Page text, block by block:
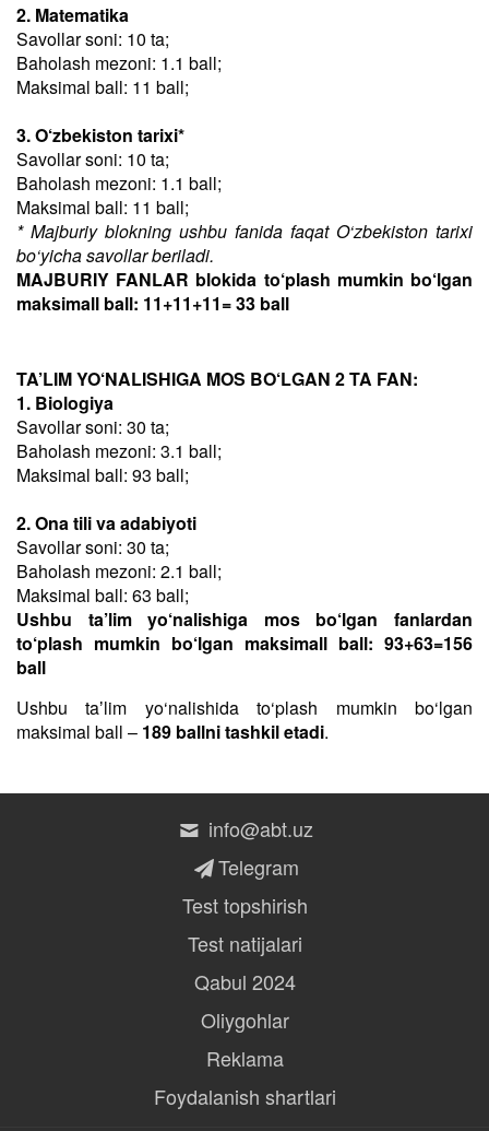
2. Matematika
Savollar soni: 10 ta;
Baholash mezoni: 1.1 ball;
Maksimal ball: 11 ball;
3. O‘zbekiston tarixi*
Savollar soni: 10 ta;
Baholash mezoni: 1.1 ball;
Maksimal ball: 11 ball;
* Majburiy blokning ushbu fanida faqat O‘zbekiston tarixi
bo‘yicha savollar beriladi.
MAJBURIY FANLAR blokida to‘plash mumkin bo‘lgan
maksimall ball: 11+11+11= 33 ball
TA’LIM YO‘NALISHIGA MOS BO‘LGAN 2 TA FAN:
1. Biologiya
Savollar soni: 30 ta;
Baholash mezoni: 3.1 ball;
Maksimal ball: 93 ball;
2. Ona tili va adabiyoti
Savollar soni: 30 ta;
Baholash mezoni: 2.1 ball;
Maksimal ball: 63 ball;
Ushbu ta’lim yo‘nalishiga mos bo‘lgan fanlardan
to‘plash mumkin bo‘lgan maksimall ball: 93+63=156
ball
Ushbu taʼlim yo‘nalishida to‘plash mumkin bo‘lgan
maksimal ball – 189 ballni tashkil etadi.
info@abt.uz
Telegram
Test topshirish
Test natijalari
Qabul 2024
Oliygohlar
Reklama
Foydalanish shartlari